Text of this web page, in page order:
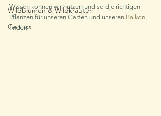
Wildblumen & Wildkräuter
Genuss
Wissen können wir nutzen und so die richtigen
Pflanzen für unseren Garten und unseren Balkon
finden.